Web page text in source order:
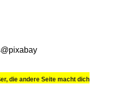
die andere Seite macht dich